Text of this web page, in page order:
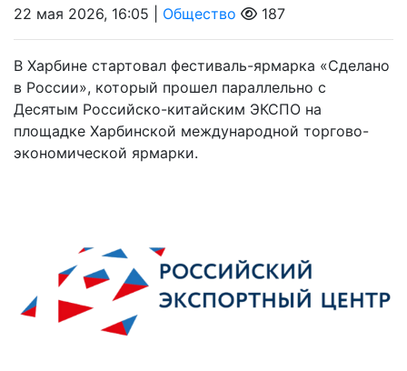
22 мая 2026, 16:05 | Общество 187
В Харбине стартовал фестиваль-ярмарка «Сделано
в России», который прошел параллельно с
Десятым Российско-китайским ЭКСПО на
площадке Харбинской международной торгово-
экономической ярмарки.